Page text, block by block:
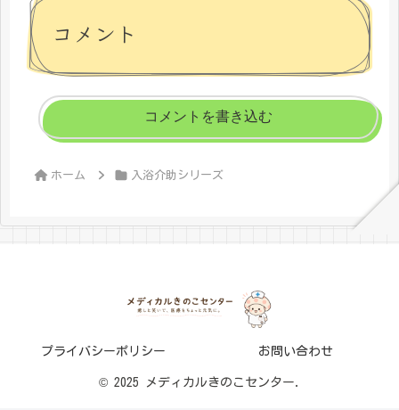
コメント
コメントを書き込む
ホーム 入浴介助シリーズ
プライバシーポリシー お問い合わせ
© 2025 メディカルきのこセンター.